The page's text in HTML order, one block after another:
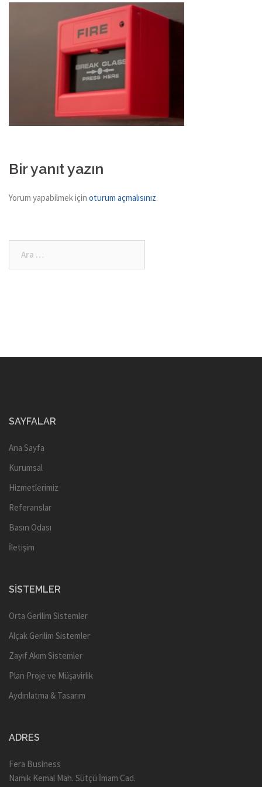
Bir yanıt yazın
Yorum yapabilmek için oturum açmalısınız.
SAYFALAR
Ana Sayfa
Kurumsal
Hizmetlerimiz
Referanslar
Basın Odası
İletişim
SISTEMLER
Orta Gerilim Sistemler
Alçak Gerilim Sistemler
Zayıf Akım Sistemler
Plan Proje ve Müşavirlik
Aydınlatma & Tasarım
ADRES
Fera Business
Namık Kemal Mah. Sütçü İmam Cad.